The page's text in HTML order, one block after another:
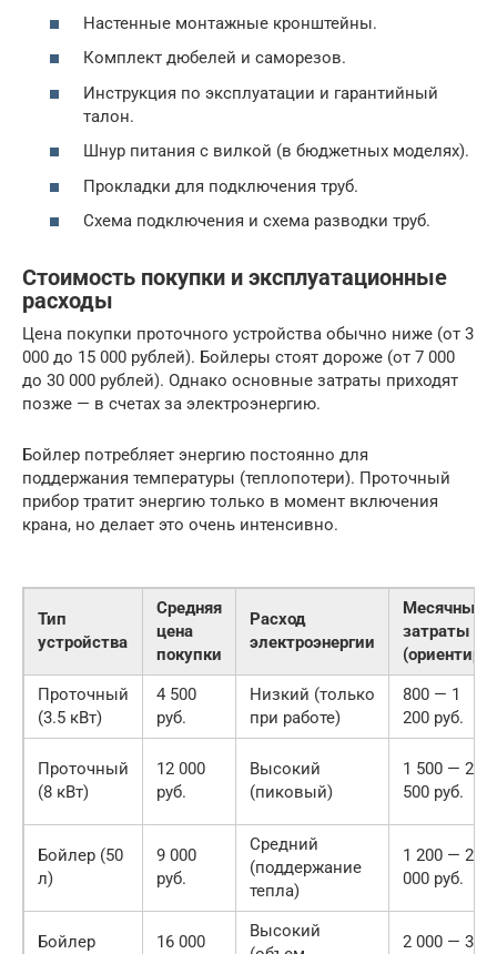
Настенные монтажные кронштейны.
Комплект дюбелей и саморезов.
Инструкция по эксплуатации и гарантийный
талон.
Шнур питания с вилкой (в бюджетных моделях).
Прокладки для подключения труб.
Схема подключения и схема разводки труб.
Стоимость покупки и эксплуатационные
расходы
Цена покупки проточного устройства обычно ниже (от 3
000 до 15 000 рублей). Бойлеры стоят дороже (от 7 000
до 30 000 рублей). Однако основные затраты приходят
позже — в счетах за электроэнергию.
Бойлер потребляет энергию постоянно для
поддержания температуры (теплопотери). Проточный
прибор тратит энергию только в момент включения
крана, но делает это очень интенсивно.
Тип
устройства
Средняя
цена
покупки
Расход
электроэнергии
Месячные
затраты
(ориентир)
Проточный
(3.5 кВт)
4 500
руб.
Низкий (только
при работе)
800 — 1
200 руб.
Проточный
(8 кВт)
12 000
руб.
Высокий
(пиковый)
1 500 — 2
500 руб.
Бойлер (50
л)
9 000
руб.
Средний
(поддержание
тепла)
1 200 — 2
000 руб.
Бойлер 16 000
Высокий
2 000 — 3